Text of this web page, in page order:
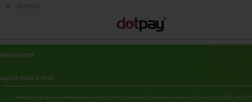
Kontakt
Newsletter
Wyrażam zgodę na kontaktowanie się przez firmę Cosmed24 Jarosław Łukasik (ul. Graniczna 143A, 54-530